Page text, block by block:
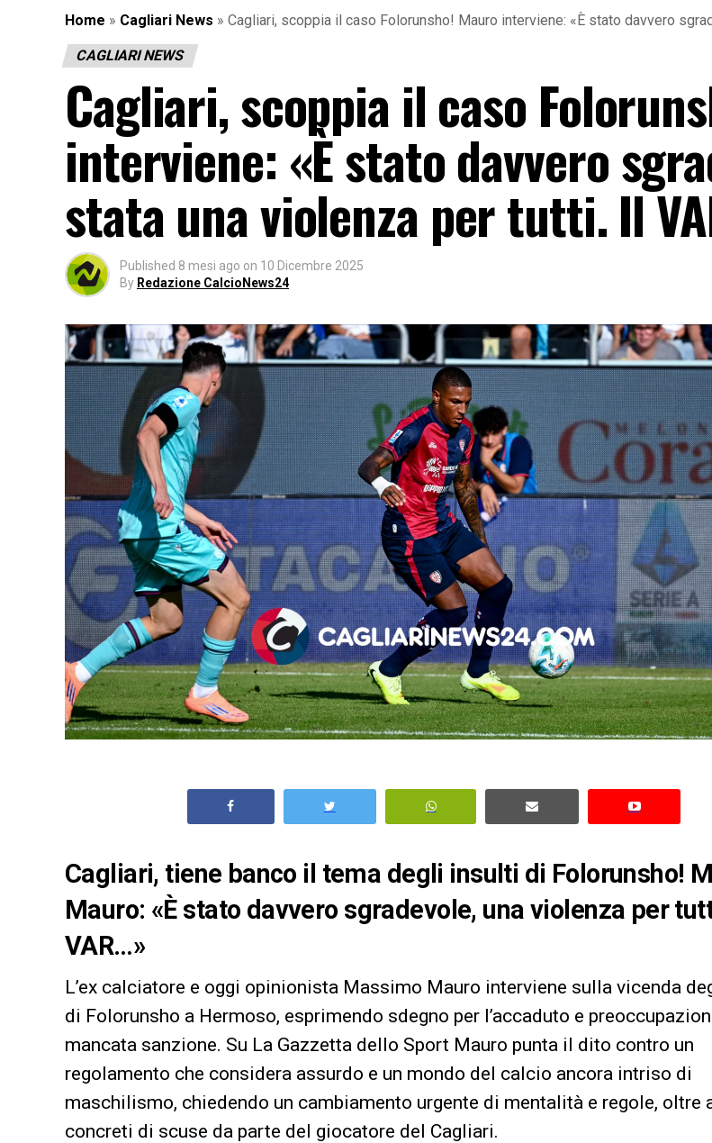
Home » Cagliari News » Cagliari, scoppia il caso Folorunsho! Mauro interviene: «È stato davvero
CAGLIARI NEWS
Cagliari, scoppia il caso
interviene: «È stato davvero
stata una violenza per tutti. Il
Published 8 mesi ago on 10 Dicembre 2025
By Redazione CalcioNews24
Cagliari, tiene banco il tema degli insulti di Folorunsho!
Mauro: «È stato davvero sgradevole, una violenza per
VAR…»
L’ex calciatore e oggi opinionista Massimo Mauro interviene sulla vicenda
di Folorunsho a Hermoso, esprimendo sdegno per l’accaduto e
mancata sanzione. Su La Gazzetta dello Sport Mauro punta il dito contro un
regolamento che considera assurdo e un mondo del calcio ancora intriso di
maschilismo, chiedendo un cambiamento urgente di mentalità e regole, oltre
concreti di scuse da parte del giocatore del Cagliari.